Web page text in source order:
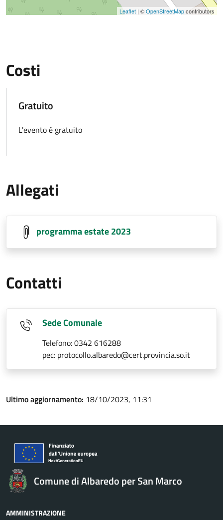
Leaflet | ©OpenStreetMapcontributors
Costi
Gratuito
L'evento è gratuito
Allegati
programma estate 2023
Contatti
Sede Comunale
Telefono: 0342 616288
pec: protocollo.albaredo@cert.provincia.so.it
Ultimo aggiornamento: 18/10/2023, 11:31
Comune di Albaredo per San Marco
AMMINISTRAZIONE